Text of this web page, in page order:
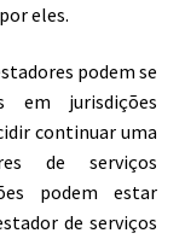
eles.
podem se
em jurisdições
continuar uma
de serviços
podem estar
de serviços